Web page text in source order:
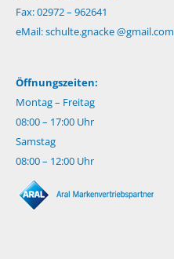
Fax: 02972 – 962641
eMail:schulte.gnacke @gmail.com
Öffnungszeiten:
Montag – Freitag
08:00 – 17:00 Uhr
Samstag
08:00 – 12:00 Uhr